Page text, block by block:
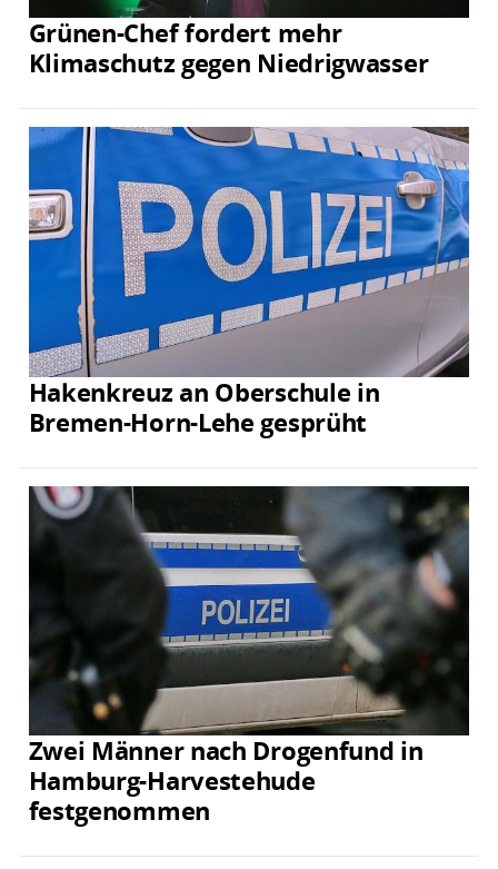
Grünen-Chef fordert mehr
Klimaschutz gegen Niedrigwasser
Hakenkreuz an Oberschule in
Bremen-Horn-Lehe gesprüht
Zwei Männer nach Drogenfund in
Hamburg-Harvestehude
festgenommen